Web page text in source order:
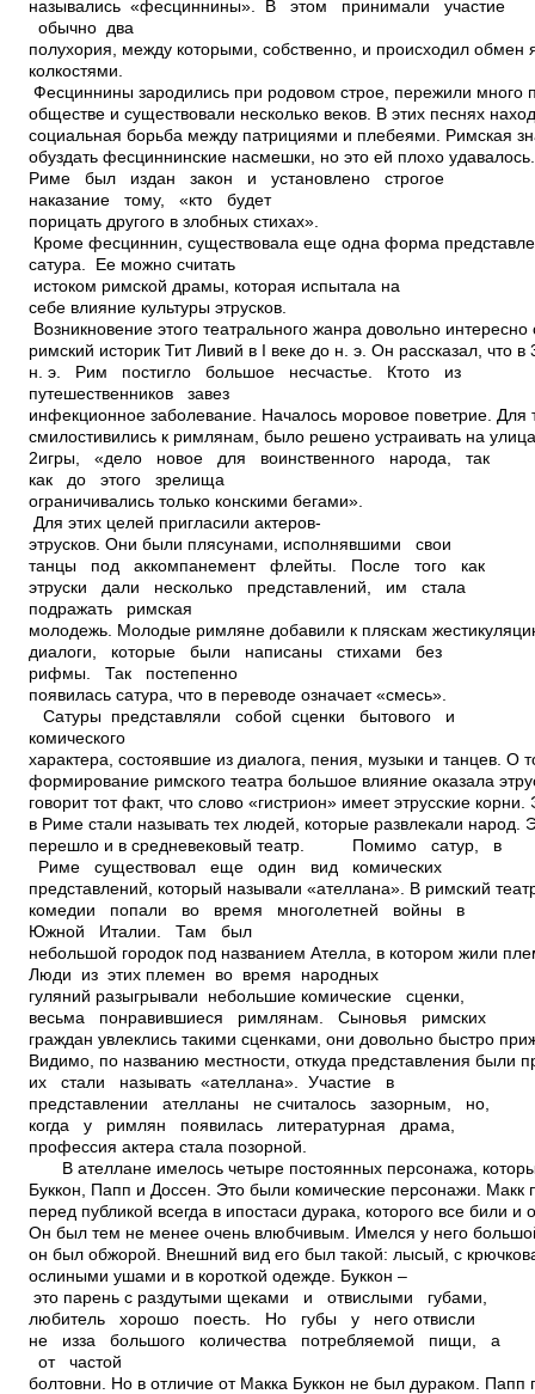
назывались «фесциннины». В этом принимали участие
обычно два
полухория, между которыми, собственно, и происходил обмен
колкостями.
Фесциннины зародились при родовом строе, пережили много
обществе и существовали несколько веков. В этих песнях
социальная борьба между патрициями и плебеями. Римская
обуздать фесциннинские насмешки, но это ей плохо
Риме был издан закон и установлено строгое
наказание тому, «кто будет
порицать другого в злобных стихах».
Кроме фесциннин, существовала еще одна форма
сатура. Ее можно считать
истоком римской драмы, которая испытала на
себе влияние культуры этрусков.
Возникновение этого театрального жанра довольно интересно
римский историк Тит Ливий в I веке до н. э. Он рассказал, что в
н. э. Рим постигло большое несчастье. Кто­то из
путешественников завез
инфекционное заболевание. Началось моровое поветрие. Для
смилостивились к римлянам, было решено устраивать на
2игры, «дело новое для воинственного народа, так
как до этого зрелища
ограничивались только конскими бегами».
Для этих целей пригласили актеров­
этрусков. Они были плясунами, исполнявшими свои
танцы под аккомпанемент флейты. После того как
этруски дали несколько представлений, им стала
подражать римская
молодежь. Молодые римляне добавили к пляскам
диалоги, которые были написаны стихами без
рифмы. Так постепенно
появилась сатура, что в переводе означает «смесь».
Сатуры представляли собой сценки бытового и
комического
характера, состоявшие из диалога, пения, музыки и танцев. О
формирование римского театра большое влияние оказала
говорит тот факт, что слово «гистрион» имеет этрусские
в Риме стали называть тех людей, которые развлекали народ.
перешло и в средневековый театр. Помимо сатур, в
Риме существовал еще один вид комических
представлений, который называли «ателлана». В римский
комедии попали во время многолетней войны в
Южной Италии. Там был
небольшой городок под названием Ателла, в котором жили
Люди из этих племен во время народных
гуляний разыгрывали небольшие комические сценки,
весьма понравившиеся римлянам. Сыновья римских
граждан увлеклись такими сценками, они довольно быстро
Видимо, по названию местности, откуда представления были
их стали называть «ателлана». Участие в
представлении ателланы не считалось зазорным, но,
когда у римлян появилась литературная драма,
профессия актера стала позорной.
В ателлане имелось четыре постоянных персонажа,
Буккон, Папп и Доссен. Это были комические персонажи. Макк
перед публикой всегда в ипостаси дурака, которого все били
Он был тем не менее очень влюбчивым. Имелся у него
он был обжорой. Внешний вид его был такой: лысый, с
ослиными ушами и в короткой одежде. Буккон –
это парень с раздутыми щеками и отвислыми губами,
любитель хорошо поесть. Но губы у него отвисли
не из­за большого количества потребляемой пищи, а
от частой
болтовни. Но в отличие от Макка Буккон не был дураком. Папп